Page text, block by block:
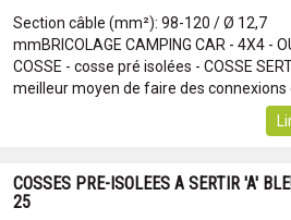
Section câble (mm²): 98-120 / Ø 12,7
mmBRICOLAGE CAMPING CAR - 4X4 -
COSSE - cosse pré isolées - COSSE
meilleur moyen de faire des connexions
COSSES PRE-ISOLEES A SERTIR 'A'
25